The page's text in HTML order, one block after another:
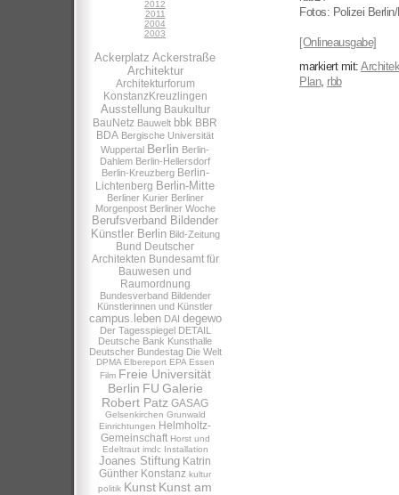
2012
2011
2004
2003
Ackerplatz Ackerstraße
Architektur
Architekturforum
KonstanzKreuzlingen
Ausstellung Baukultur
BauNetz Bauwelt bbk BBR
BDA Bergische Universität
Wuppertal Berlin Berlin-
Dahlem Berlin-Hellersdorf
Berlin-Kreuzberg Berlin-
Lichtenberg Berlin-Mitte
Berliner Kurier Berliner
Morgenpost Berliner Woche
Berufsverband Bildender
Künstler Berlin Bild-Zeitung
Bund Deutscher
Architekten Bundesamt für
Bauwesen und
Raumordnung
Bundesverband Bildender
Künstlerinnen und Künstler
campus.leben DAI degewo
Der Tagesspiegel DETAIL
Deutsche Bank Kunsthalle
Deutscher Bundestag Die Welt
DPMA Elbereport EPA Essen
Film Freie Universität
Berlin FU Galerie
Robert Patz GASAG
Gelsenkirchen Grunwald
Einrichtungen Helmholtz-
Gemeinschaft Horst und
Edeltraut imdc Installation
Joanes Stiftung Katrin
Günther Konstanz kultur
politik Kunst Kunst am
Fotos: Polizei
[Onlineausgabe]
markiert mit:
Plan, rbb